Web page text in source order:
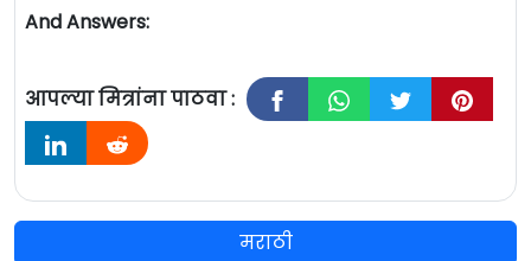
And Answers:
आपल्या मित्रांना पाठवा :
मराठी